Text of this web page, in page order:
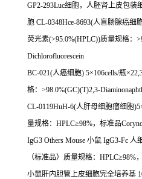
GP2-293Luc细胞，人胚肾上皮包装
胞 CL-0348Hce-8693(人盲肠腺癌细
荧光素(>95.0%(HPLC))质量规格：
Dichlorofluorescein
BC-021(人癌细胞) 5×106cells/瓶×
格： >98.0%(GC)(T)2,3-
CL-0119HuH-6(人肝母细胞瘤细胞)5
量规格： HPLC≥98%，标准品
IgG3 Others Mouse 小鼠 IgG3-Fc 人
（标准品）质量规格： HPLC≥98%
小鼠肝内胆管上皮细胞完全培养基